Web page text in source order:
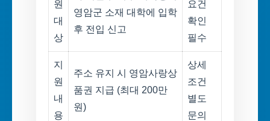
원
대
상
영암군 소재 대학에 입학
후 전입 신고
요건
확인
필수
지
원
내
용
주소 유지 시 영암사랑상
품권 지급 (최대 200만
원)
상세
조건
별도
문의